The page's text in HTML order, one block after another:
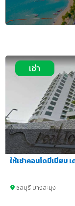
เช่า
ให้เช่าคอนโดมีเนียม
ชลบุรี บางละมุง